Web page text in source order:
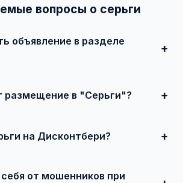
вопросы о серьги
объявление в разделе
форму и опубликуйте. Первые
размещение в "Серьги"?
продвижение всего от 500 ₽ в месяц.
на Дисконтбери?
сделку.
от мошенников при